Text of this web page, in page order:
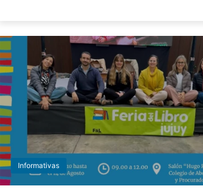
Informativas